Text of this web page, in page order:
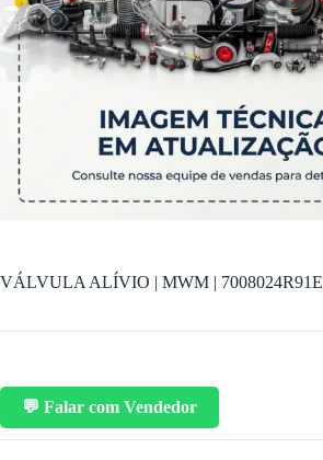
VÁLVULA ALÍVIO | MWM | 7008024R91E
💬 Falar com Vendedor